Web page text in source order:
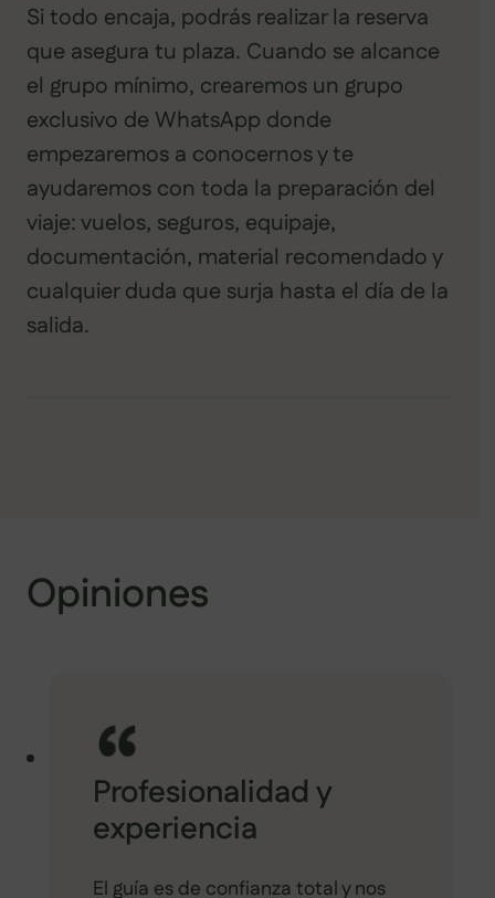
Si todo encaja, podrás realizar la reserva
que asegura tu plaza. Cuando se alcance
el grupo mínimo, crearemos un grupo
exclusivo de WhatsApp donde
empezaremos a conocernos y te
ayudaremos con toda la preparación del
viaje: vuelos, seguros, equipaje,
documentación, material recomendado y
cualquier duda que surja hasta el día de la
salida.
Opiniones
Profesionalidad y
experiencia
El guía es de confianza total y nos